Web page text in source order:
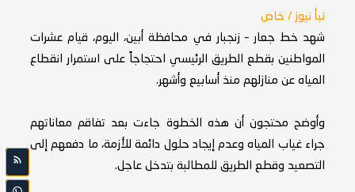
نبأ نيوز / خاص
شهد خط جعار – زنجبار في محافظة أبين، اليوم، قيام عشرات
المواطنين بقطع الطريق الرئيسي احتجاجاً على استمرار انقطاع
المياه عن منازلهم منذ أسابيع وأشهر.
وأوضح محتجون أن هذه الخطوة جاءت بعد تفاقم معاناتهم
جراء غياب المياه وعدم إيجاد حلول دائمة للأزمة، ما دفعهم إلى
التصعيد وقطع الطريق للمطالبة بتدخل عاجل.